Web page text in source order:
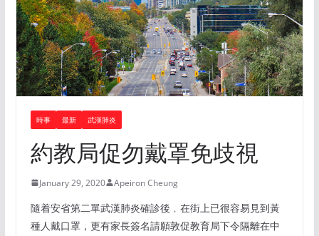
時事 最新 武漢肺炎
約教局促勿戴罩免歧視
January 29, 2020 Apeiron Cheung
隨着安省第二單武漢肺炎確診後﹐在街上已很容易見到黃
種人戴口罩，更有家長簽名請願敦促教育局下令隔離在中